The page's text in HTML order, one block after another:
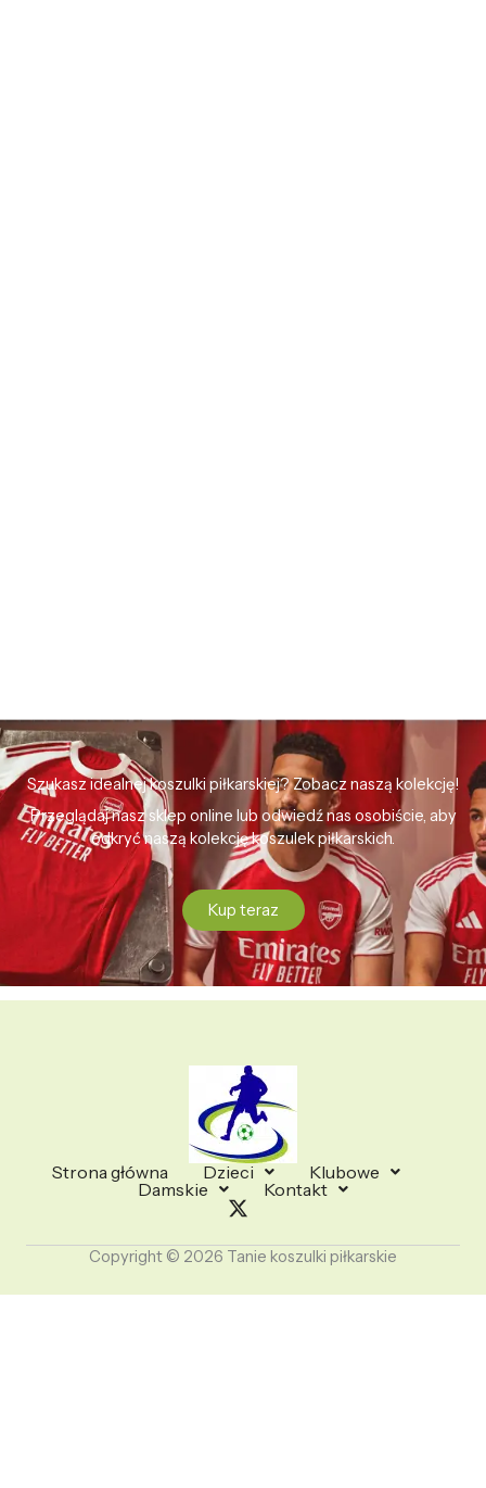
Szukasz idealnej koszulki piłkarskiej? Zobacz naszą kolekcję!
Przeglądaj nasz sklep online lub odwiedź nas osobiście, aby
odkryć naszą kolekcję koszulek piłkarskich.
Kup teraz
Strona główna Dzieci
Klubowe
Damskie
Kontakt
Copyright © 2026 Tanie koszulki piłkarskie